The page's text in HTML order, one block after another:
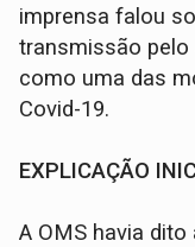
imprensa falou
transmissão pelo
como uma das
Covid-19.
EXPLICAÇÃO
A OMS havia